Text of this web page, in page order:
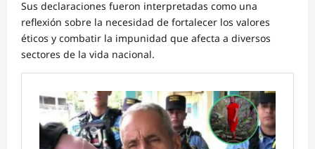
Sus declaraciones fueron interpretadas como una
reflexión sobre la necesidad de fortalecer los valores
éticos y combatir la impunidad que afecta a diversos
sectores de la vida nacional.